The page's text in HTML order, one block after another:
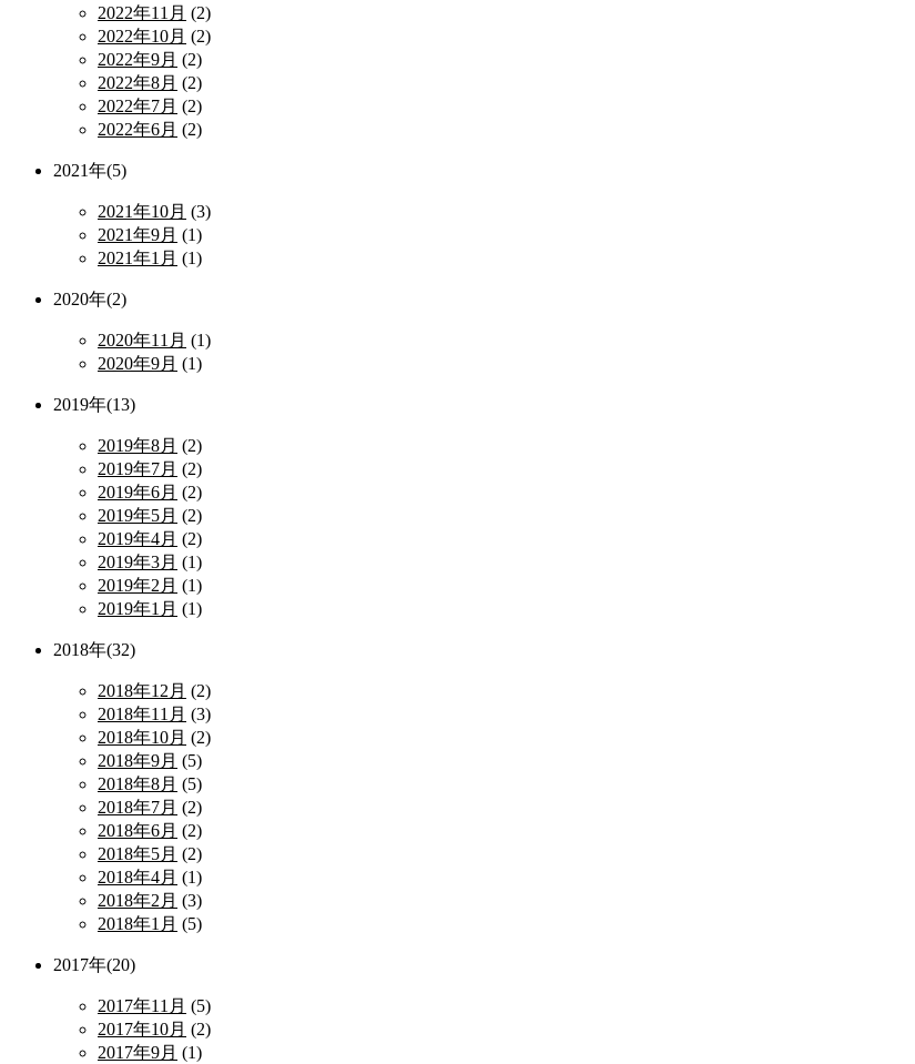
2022年11月 (2)
2022年10月 (2)
2022年9月 (2)
2022年8月 (2)
2022年7月 (2)
2022年6月 (2)
2021年(5)
2021年10月 (3)
2021年9月 (1)
2021年1月 (1)
2020年(2)
2020年11月 (1)
2020年9月 (1)
2019年(13)
2019年8月 (2)
2019年7月 (2)
2019年6月 (2)
2019年5月 (2)
2019年4月 (2)
2019年3月 (1)
2019年2月 (1)
2019年1月 (1)
2018年(32)
2018年12月 (2)
2018年11月 (3)
2018年10月 (2)
2018年9月 (5)
2018年8月 (5)
2018年7月 (2)
2018年6月 (2)
2018年5月 (2)
2018年4月 (1)
2018年2月 (3)
2018年1月 (5)
2017年(20)
2017年11月 (5)
2017年10月 (2)
2017年9月 (1)